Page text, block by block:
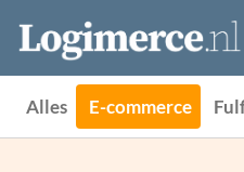
Vacatures
Events
Adverteren
Partners
Alles E-commerce